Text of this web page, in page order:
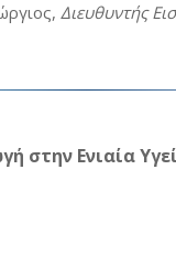
Διευθυντής
στην Ενιαία